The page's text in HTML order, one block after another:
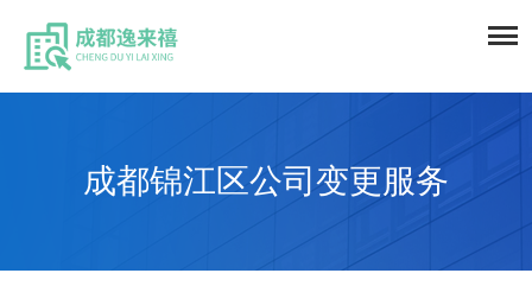
成都锦江区公司变更服务